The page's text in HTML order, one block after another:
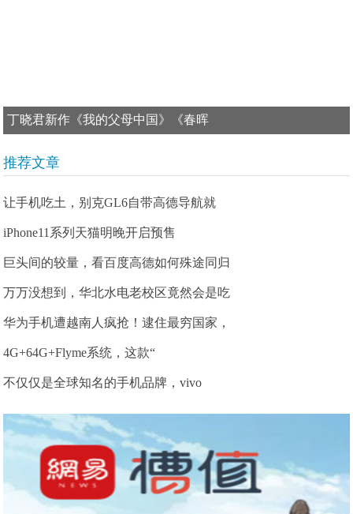
丁晓君新作《我的父母中国》《春晖
推荐文章
让手机吃土，别克GL6自带高德导航就
iPhone11系列天猫明晚开启预售
巨头间的较量，看百度高德如何殊途同归
万万没想到，华北水电老校区竟然会是吃
华为手机遭越南人疯抢！逮住最穷国家，
4G+64G+Flyme系统，这款“
不仅仅是全球知名的手机品牌，vivo